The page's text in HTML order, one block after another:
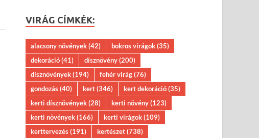
VIRÁG CÍMKÉK:
alacsony növények(42) bokros virágok(35)
dekoráció(41) dísznövény(200)
dísznövények(194) fehér virág(76)
gondozás(40) kert(346) kert dekoráció(35)
kerti dísznövények(28) kerti növény(123)
kerti növények(166) kerti virágok(109)
kerttervezés(191) kertészet(738)